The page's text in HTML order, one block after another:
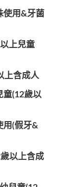
用&牙菌
上兒童
上含成人
(12歲以
(假牙&
以上含成